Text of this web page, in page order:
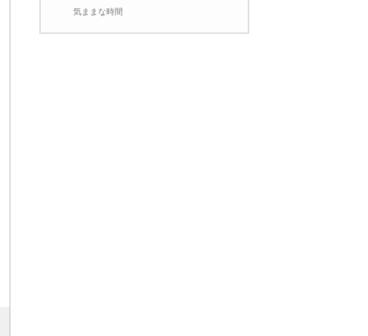
気ままな時間